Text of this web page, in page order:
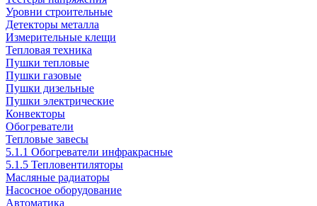
Уровни строительные
Детекторы металла
Измерительные клещи
Тепловая техника
Пушки тепловые
Пушки газовые
Пушки дизельные
Пушки электрические
Конвекторы
Обогреватели
Тепловые завесы
5.1.1 Обогреватели инфракрасные
5.1.5 Тепловентиляторы
Масляные радиаторы
Насосное оборудование
Автоматика